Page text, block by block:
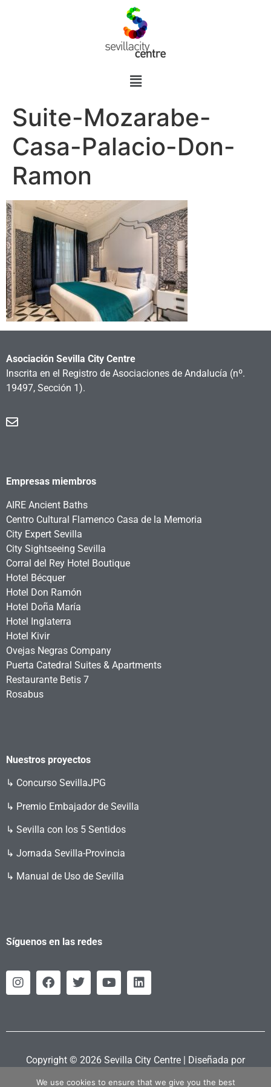
Suite-Mozarabe-
Casa-Palacio-Don-
Ramon
Asociación Sevilla City Centre
Inscrita en el Registro de Asociaciones de Andalucía (nº.
19497, Sección 1).
Empresas miembros
AIRE Ancient Baths
Centro Cultural Flamenco Casa de la Memoria
City Expert Sevilla
City Sightseeing Sevilla
Corral del Rey Hotel Boutique
Hotel Bécquer
Hotel Don Ramón
Hotel Doña María
Hotel Inglaterra
Hotel Kivir
Ovejas Negras Company
Puerta Catedral Suites & Apartments
Restaurante Betis 7
Rosabus
Nuestros proyectos
↳ Concurso SevillaJPG
↳ Premio Embajador de Sevilla
↳ Sevilla con los 5 Sentidos
↳ Jornada Sevilla-Provincia
↳ Manual de Uso de Sevilla
Síguenos en las redes
Copyright © 2026 Sevilla City Centre | Diseñada por
We use cookies to ensure that we give you the best